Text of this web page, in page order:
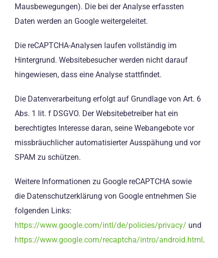
Mausbewegungen). Die bei der Analyse erfassten
Daten werden an Google weitergeleitet.
Die reCAPTCHA-Analysen laufen vollständig im
Hintergrund. Websitebesucher werden nicht darauf
hingewiesen, dass eine Analyse stattfindet.
Die Datenverarbeitung erfolgt auf Grundlage von Art. 6
Abs. 1 lit. f DSGVO. Der Websitebetreiber hat ein
berechtigtes Interesse daran, seine Webangebote vor
missbräuchlicher automatisierter Ausspähung und vor
SPAM zu schützen.
Weitere Informationen zu Google reCAPTCHA sowie
die Datenschutzerklärung von Google entnehmen Sie
folgenden Links:
https://www.google.com/intl/de/policies/privacy/ und
https://www.google.com/recaptcha/intro/android.html.